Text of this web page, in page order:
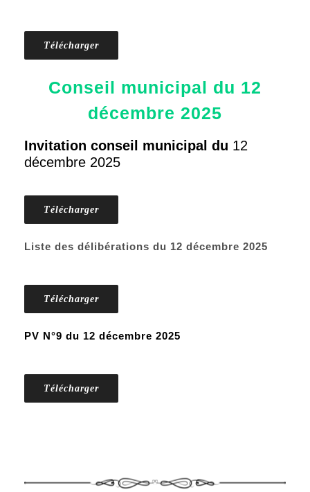
Télécharger
Conseil municipal du 12
décembre 2025
Invitation conseil municipal du 12
décembre 2025
Télécharger
Liste des délibérations du 12 décembre 2025
Télécharger
PV N°9 du 12 décembre 2025
Télécharger